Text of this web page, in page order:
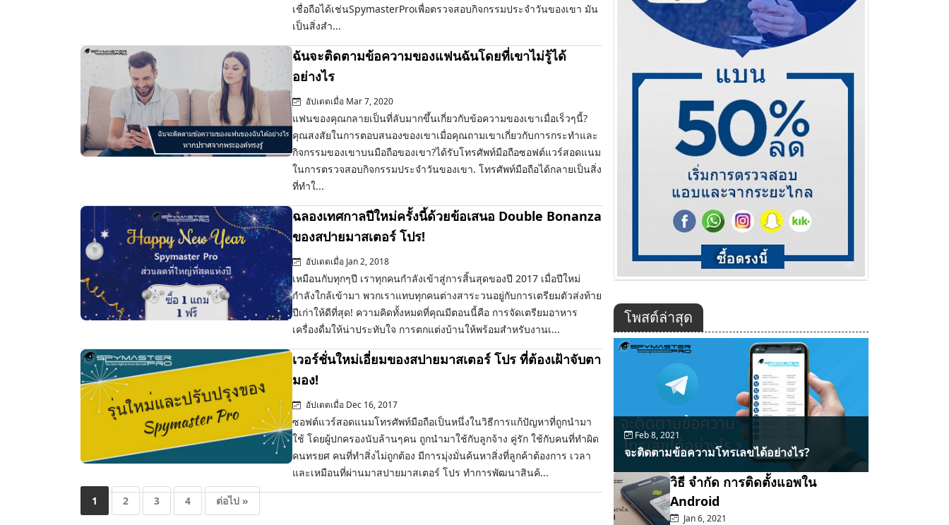
เชื่อถือได้เช่นSpymasterProเพื่อตรวจสอบกิจกรรมประจำวันของเขา มัน
เป็นสิ่งสำ...
ฉันจะติดตามข้อความของแฟนฉันโดยที่เขาไม่รู้ได้
อย่างไร
อัปเดตเมื่อ Mar 7, 2020
แฟนของคุณกลายเป็นที่ลับมากขึ้นเกี่ยวกับข้อความของเขาเมื่อเร็วๆนี้?
คุณสงสัยในการตอบสนองของเขาเมื่อคุณถามเขาเกี่ยวกับการกระทำและ
กิจกรรมของเขาบนมือถือของเขา?ได้รับโทรศัพท์มือถือซอฟต์แวร์สอดแนม
ในการตรวจสอบกิจกรรมประจำวันของเขา. โทรศัพท์มือถือได้กลายเป็นสิ่ง
ที่ทำใ...
ฉลองเทศกาลปีใหม่ครั้งนี้ด้วยข้อเสนอ Double Bonanza
ของสปายมาสเตอร์ โปร!
อัปเดตเมื่อ Jan 2, 2018
เหมือนกับทุกๆปี เราทุกคนกำลังเข้าสู่การสิ้นสุดของปี 2017 เมื่อปีใหม่
กำลังใกล้เข้ามา พวกเราแทบทุกคนต่างสาระวนอยู่กับการเตรียมตัวส่งท้าย
ปีเก่าให้ดีที่สุด! ความคิดทั้งหมดที่คุณมีตอนนี้คือ การจัดเตรียมอาหาร
เครื่องดื่มให้น่าประทับใจ การตกแต่งบ้านให้พร้อมสำหรับงานเ...
เวอร์ชั่นใหม่เอี่ยมของสปายมาสเตอร์ โปร ที่ต้องเฝ้าจับตา
มอง!
อัปเดตเมื่อ Dec 16, 2017
ซอฟต์แวร์สอดแนมโทรศัพท์มือถือเป็นหนึ่งในวิธีการแก้ปัญหาที่ถูกนำมา
ใช้ โดยผู้ปกครองนับล้านๆคน ถูกนำมาใช้กับลูกจ้าง คู่รัก ใช้กับคนที่ทำผิด
คนทรยศ คนที่ทำสิ่งไม่ถูกต้อง มีการมุ่งมั่นค้นหาสิ่งที่ลูกค้าต้องการ เวลา
และเหมือนที่ผ่านมาสปายมาสเตอร์ โปร ทำการพัฒนาสินค้...
1 2 3 4 ต่อไป »
โพสต์ล่าสุด
Feb 8, 2021
จะติดตามข้อความโทรเลขได้อย่างไร?
วิธี จำกัด การติดตั้งแอพใน
Android
Jan 6, 2021